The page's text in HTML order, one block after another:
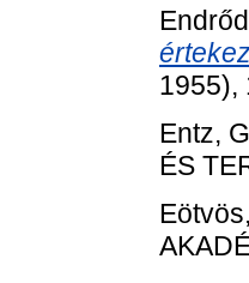
1955),
Entz,
ÉS